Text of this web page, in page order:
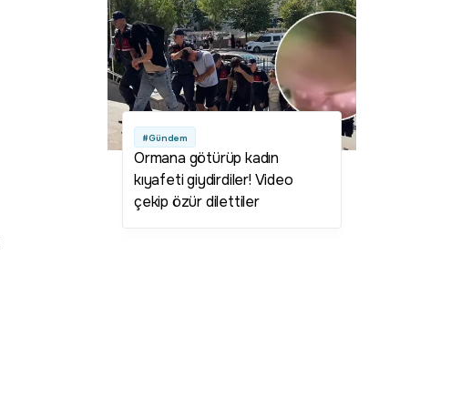
#Gündem
Ormana götürüp kadın
kıyafeti giydirdiler! Video
çekip özür dilettiler